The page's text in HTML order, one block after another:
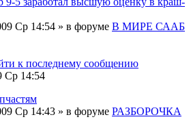
Ср 14:54 » в форуме В МИРЕ СААБ
к последнему сообщению
Ср 14:54
Ср 14:43 » в форуме РАЗБОРОЧКА